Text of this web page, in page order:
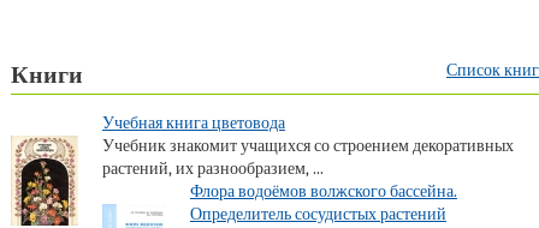
Книги Список книг
Учебная книга цветовода
Учебник знакомит учащихся со строением декоративных
растений, их разнообразием, ...
Флора водоёмов волжского бассейна.
Определитель сосудистых растений